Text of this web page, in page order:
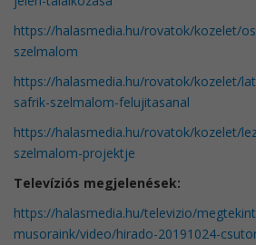
https://halasmedia.hu/rovatok/kozelet/
szelmalom
https://halasmedia.hu/rovatok/kozelet/
safrik-szelmalom-felujitasanal
https://halasmedia.hu/rovatok/kozelet/
szelmalom-projektje
Televíziós megjelenések:
https://halasmedia.hu/televizio/
musoraink/video/hirado-20191024-